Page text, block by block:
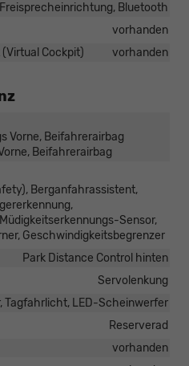
Freisprecheinrichtung, Bluetooth
vorhanden
Cockpit)
vorhanden
Vorne, Beifahrerairbag
Beifahrerairbag
Berganfahrassistent,
Sensor,
Geschwindigkeitsbegrenzer
Park Distance Control hinten
Servolenkung
Tagfahrlicht, LED-Scheinwerfer
Reserverad
vorhanden